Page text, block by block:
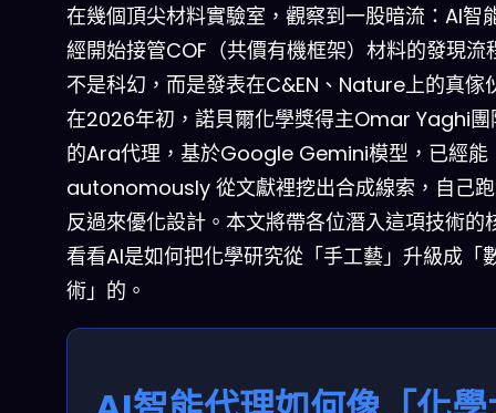
在幾個頂尖材料實驗室，觀察到一股暗流：AI智
經開始接管COF（共價有機框架）材料的發現流
不是科幻，而是發表在C&EN、Nature上的真傢
在2026年初，諾貝爾化學獎得主Omar Yaghi團
的Ara代理，基於Google Gemini模型，已經能
autonomously 從文獻裡挖出合成線索，自己
反過來優化設計。本文將帶各位潛入這項技術的
看看AI是如何把化學研究從「手工藝」升級成「
術」的。